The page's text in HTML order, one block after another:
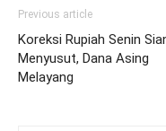
Previous article
Koreksi Rupiah Senin
Menyusut, Dana Asing
Melayang